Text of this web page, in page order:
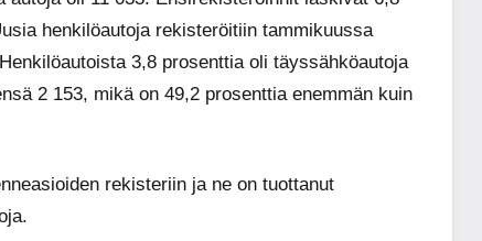
henkilöautoja rekisteröitiin tammikuussa
3,8 prosenttia oli täyssähköautoja
2 153, mikä on 49,2 prosenttia enemmän kuin
rekisteriin ja ne on tuottanut